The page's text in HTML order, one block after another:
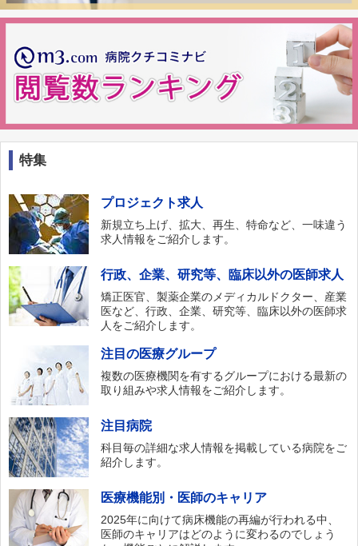
特集
プロジェクト求人
新規立ち上げ、拡大、再生、特命など、一味違う
求人情報をご紹介します。
行政、企業、研究等、臨床以外の医師求人
矯正医官、製薬企業のメディカルドクター、産業
医など、行政、企業、研究等、臨床以外の医師求
人をご紹介します。
注目の医療グループ
複数の医療機関を有するグループにおける最新の
取り組みや求人情報をご紹介します。
注目病院
科目毎の詳細な求人情報を掲載している病院をご
紹介します。
医療機能別・医師のキャリア
2025年に向けて病床機能の再編が行われる中、
医師のキャリアはどのように変わるのでしょう